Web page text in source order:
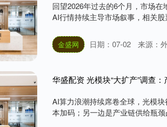
回望2026年过去的6个月，市场
AI行情持续主导市场叙事，相关
金盛网 日期：07-02 来源：
华盛配资 光模块“大扩产”调查
AI算力浪潮持续席卷全球，光模
本加码；另一边是产业链供给瓶